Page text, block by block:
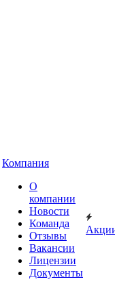
Компания
О
компании
Новости
Команда
Отзывы
Вакансии
Лицензии
Документы